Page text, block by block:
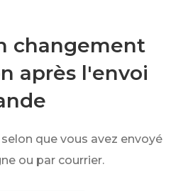
changement
après l'envoi
que vous avez envoyé
ou par courrier.